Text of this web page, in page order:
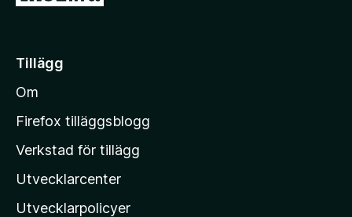
i
l
M
z
i
l
Tillägg
Om
Firefox tilläggsblogg
Verkstad för tillägg
Utvecklarcenter
Utvecklarpolicyer